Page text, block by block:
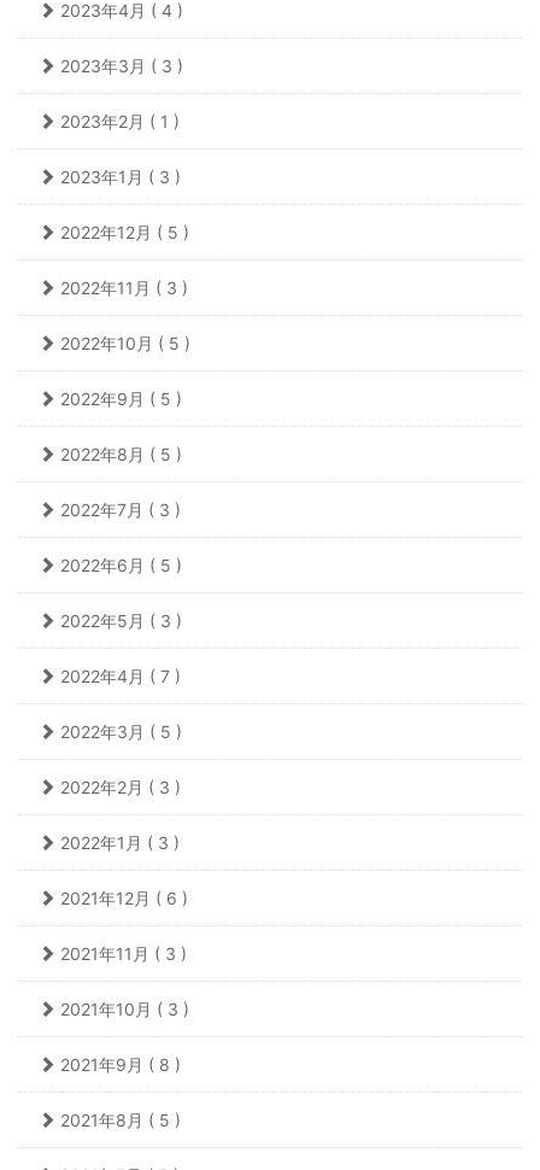
2023年4月 ( 4 )
2023年3月 ( 3 )
2023年2月 ( 1 )
2023年1月 ( 3 )
2022年12月 ( 5 )
2022年11月 ( 3 )
2022年10月 ( 5 )
2022年9月 ( 5 )
2022年8月 ( 5 )
2022年7月 ( 3 )
2022年6月 ( 5 )
2022年5月 ( 3 )
2022年4月 ( 7 )
2022年3月 ( 5 )
2022年2月 ( 3 )
2022年1月 ( 3 )
2021年12月 ( 6 )
2021年11月 ( 3 )
2021年10月 ( 3 )
2021年9月 ( 8 )
2021年8月 ( 5 )